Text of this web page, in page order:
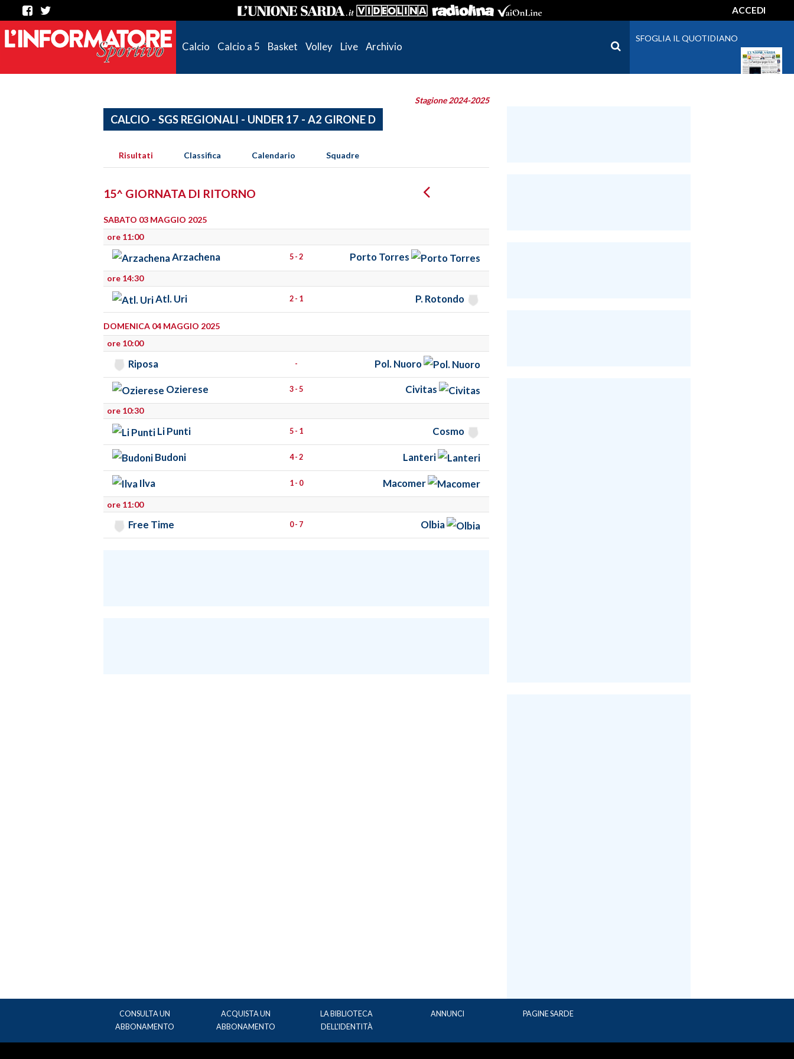
ACCEDI
Calcio Calcio a 5 Basket Volley Live Archivio
SFOGLIA IL QUOTIDIANO
Stagione 2024-2025
CALCIO - SGS REGIONALI - UNDER 17 - A2 GIRONE D
Risultati Classifica Calendario Squadre
15^ GIORNATA DI RITORNO
SABATO 03 MAGGIO 2025
ore 11:00
Arzachena 5 - 2 Porto Torres
ore 14:30
Atl. Uri 2 - 1 P. Rotondo
DOMENICA 04 MAGGIO 2025
ore 10:00
Riposa - Pol. Nuoro
Ozierese 3 - 5 Civitas
ore 10:30
Li Punti 5 - 1 Cosmo
Budoni 4 - 2 Lanteri
Ilva 1 - 0 Macomer
ore 11:00
Free Time 0 - 7 Olbia
CONSULTA UN
ABBONAMENTO
ACQUISTA UN
ABBONAMENTO
LA BIBLIOTECA
DELL'IDENTITÀ
ANNUNCI PAGINE SARDE